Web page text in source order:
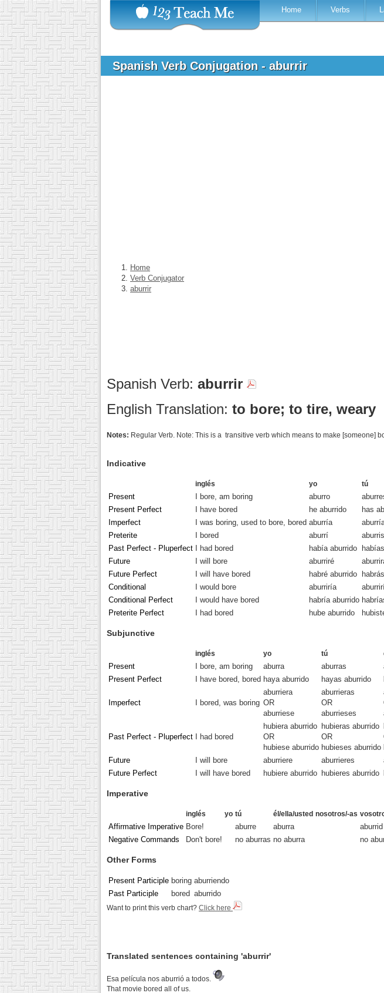
Home Verbs
Spanish Verb Conjugation - aburrir
Home
Verb Conjugator
aburrir
Spanish Verb: aburrir
English Translation: to bore; to tire, weary
Notes: Regular Verb. Note: This is a transitive verb which means to make [someone]
Indicative
inglés yo tú
Present I bore, am boring aburro
Present Perfect
I have bored he aburrido has
Imperfect
I was boring, used to bore, bored aburría
Preterite
I bored aburrí
Past Perfect - Pluperfect
I had bored había aburrido
Future
I will bore aburriré
Future Perfect
I will have bored habré aburrido
Conditional
I would bore aburriría
Conditional Perfect
I would have bored habría aburrido
Preterite Perfect
I had bored hube aburrido
Subjunctive
inglés yo tú
Present I bore, am boring aburra aburras
Present Perfect
I have bored, bored haya aburrido hayas aburrido
Imperfect I bored, was boring
aburriera
OR
aburriese
aburrieras
OR
aburrieses
Past Perfect - Pluperfect I had bored
hubiera aburrido
OR
hubiese aburrido
hubieras aburrido
OR
hubieses aburrido
Future
I will bore aburriere aburrieres
Future Perfect
I will have bored hubiere aburrido hubieres aburrido
Imperative
inglés yo tú él/ella/usted nosotros/-as
Affirmative Imperative Bore! aburre aburra aburrid
Negative Commands
Don't bore! no aburras no aburra no
Other Forms
Present Participle boring aburriendo
Past Participle
bored aburrido
Want to print this verb chart? Click here
Translated sentences containing 'aburrir'
Esa película nos aburrió a todos.
That movie bored all of us.